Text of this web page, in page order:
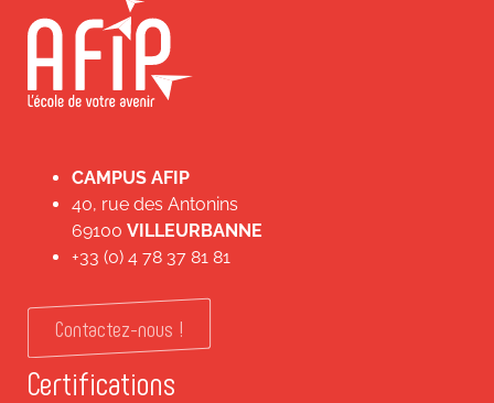
CAMPUS AFIP
40, rue des Antonins
69100 VILLEURBANNE
+33 (0) 4 78 37 81 81
Contactez-nous !
Certifications